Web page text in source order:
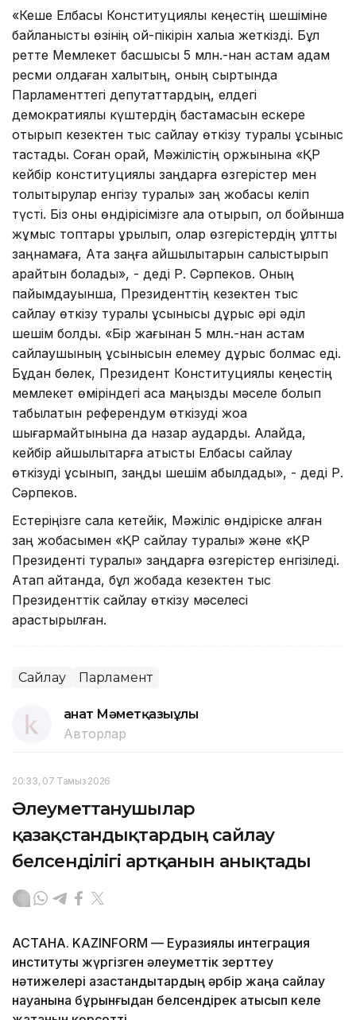
«Кеше Елбасы Конституциялық кеңестің шешіміне
байланысты өзінің ой-пікірін халыққа жеткізді. Бұл
ретте Мемлекет басшысы 5 млн.-нан астам адам
ресми қолдаған халықтың, оның сыртында
Парламенттегі депутаттардың, елдегі
демократиялық күштердің бастамасын ескере
отырып кезектен тыс сайлау өткізу туралы ұсыныс
тастады. Соған орай, Мәжілістің қоржынына «ҚР
кейбір конституциялық заңдарға өзгерістер мен
толықтырулар енгізу туралы» заң жобасы келіп
түсті. Біз оны өндірісімізге ала отырып, ол бойынша
жұмыс топтары құрылып, олар өзгерістердің ұлттық
заңнамаға, Ата заңға қайшылықтарын салыстырып
қарайтын болады», - деді Р. Сәрпеков. Оның
пайымдауынша, Президенттің кезектен тыс
сайлау өткізу туралы ұсынысы дұрыс әрі әділ
шешім болды. «Бір жағынан 5 млн.-нан астам
сайлаушының ұсынысын елемеу дұрыс болмас еді.
Бұдан бөлек, Президент Конституциялық кеңестің
мемлекет өміріндегі аса маңызды мәселе болып
табылатын референдум өткізуді жоққа
шығармайтынына да назар аударды. Алайда,
кейбір қайшылықтарға қатысты Елбасы сайлау
өткізуді ұсынып, заңды шешім қабылдады», - деді Р.
Сәрпеков.
Естеріңізге сала кетейік, Мәжіліс өндіріске алған
заң жобасымен «ҚР сайлау туралы» және «ҚР
Президенті туралы» заңдарға өзгерістер енгізіледі.
Атап айтқанда, бұл жобада кезектен тыс
Президенттік сайлау өткізу мәселесі
қарастырылған.
Сайлау Парламент
Қанат Мәметқазыұлы
Авторлар
20:33, 07 Тамыз 2026
Әлеуметтанушылар
қазақстандықтардың сайлау
белсенділігі артқанын анықтады
АСТАНА. KAZINFORM — Еуразиялық интеграция
институты жүргізген әлеуметтік зерттеу
нәтижелері қазақстандықтардың әрбір жаңа сайлау
науқанына бұрынғыдан белсендірек қатысып келе